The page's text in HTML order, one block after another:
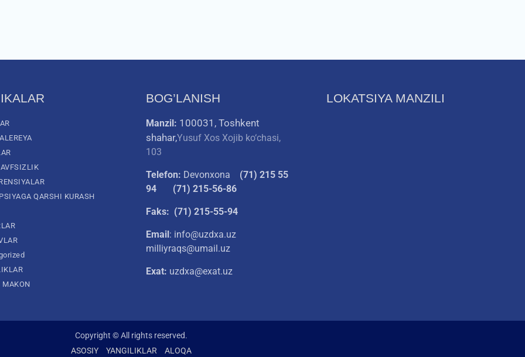
QARSHI KURASH
MAKON
BOG’LANISH
Manzil: 100031, Toshkent
shahar,Yusuf Xos Xojib ko‘chasi,
103
Telefon: Devonxona (71) 215 55
94
(71) 215-56-86
Faks: (71) 215-55-94
Email: info@uzdxa.uz
milliyraqs@umail.uz
Exat: uzdxa@exat.uz
LOKATSIYA MANZILI
Copyright © All rights reserved.
ASOSIY
YANGILIKLAR ALOQA